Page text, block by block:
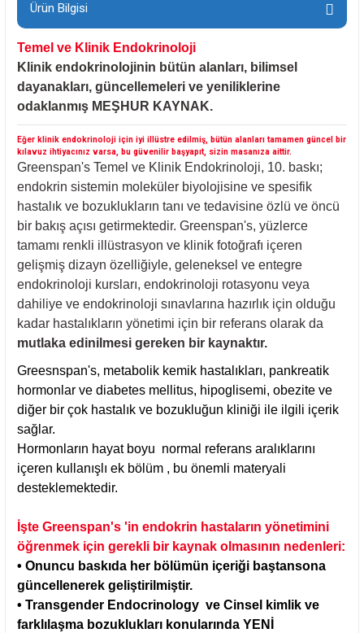
Ürün Bilgisi
Temel ve Klinik Endokrinoloji
Klinik endokrinolojinin bütün alanları, bilimsel
dayanakları, güncellemeleri ve yeniliklerine
odaklanmış MEŞHUR KAYNAK.
Eğer klinik endokrinoloji için iyi illüstre edilmiş, bütün alanları tamamen güncel bir
kılavuz ihtiyacınız varsa, bu güvenilir başyapıt, sizin masanıza aittir.
Greenspan's Temel ve Klinik Endokrinoloji, 10. baskı;
endokrin sistemin moleküler biyolojisine ve spesifik
hastalık ve bozuklukların tanı ve tedavisine özlü ve öncü
bir bakış açısı getirmektedir. Greenspan's, yüzlerce
tamamı renkli illüstrasyon ve klinik fotoğrafı içeren
gelişmiş dizayn özelliğiyle, geleneksel ve entegre
endokrinoloji kursları, endokrinoloji rotasyonu veya
dahiliye ve endokrinoloji sınavlarına hazırlık için olduğu
kadar hastalıkların yönetimi için bir referans olarak da
mutlaka edinilmesi gereken bir kaynaktır.
Greesnspan's, metabolik kemik hastalıkları, pankreatik
hormonlar ve diabetes mellitus, hipoglisemi, obezite ve
diğer bir çok hastalık ve bozukluğun kliniği ile ilgili içerik
sağlar.
Hormonların hayat boyu normal referans aralıklarını
içeren kullanışlı ek bölüm , bu önemli materyali
desteklemektedir.
İşte Greenspan's 'in endokrin hastaların yönetimini
öğrenmek için gerekli bir kaynak olmasının nedenleri:
• Onuncu baskıda her bölümün içeriği baştansona
güncellenerek geliştirilmiştir.
• Transgender Endocrinology ve Cinsel kimlik ve
farklılaşma bozuklukları konularında YENİ